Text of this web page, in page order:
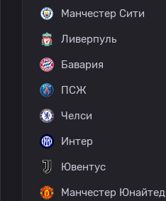
Манчестер Сити
Ливерпуль
Бавария
ПСЖ
Челси
Интер
Ювентус
Манчестер Юнайтед